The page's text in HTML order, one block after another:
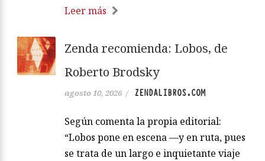
Leer más
Zenda recomienda: Lobos, de
Roberto Brodsky
agosto 10, 2026 / ZENDALIBROS.COM
Según comenta la propia editorial:
“Lobos pone en escena —y en ruta, pues
se trata de un largo e inquietante viaje